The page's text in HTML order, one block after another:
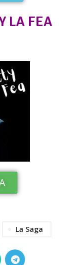
LA FEA
La Saga